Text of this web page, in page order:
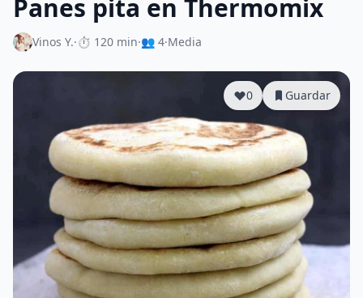
Panes pita en Thermomix
Vinos Y.·⏱ 120 min·👥 4·Media
0 Guardar